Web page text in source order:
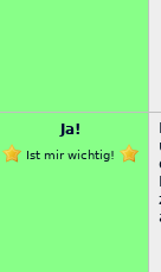
Ja!
Ist mir wichtig!